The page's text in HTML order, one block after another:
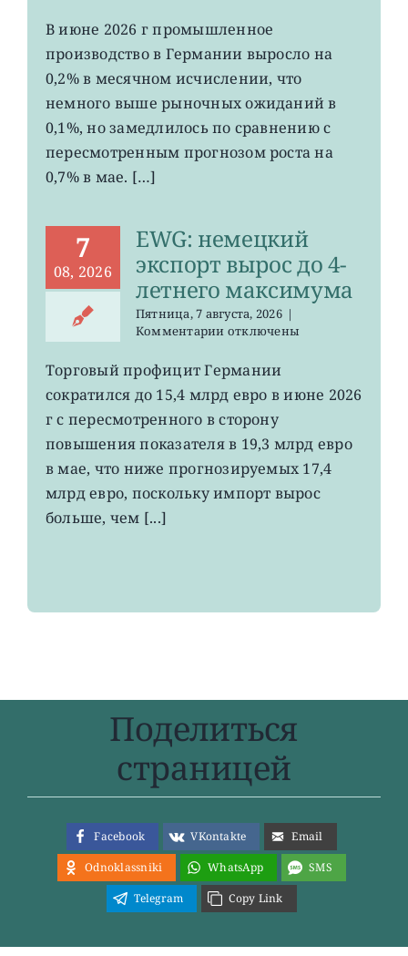
EWG:
промпроизводства
Германии
до
0,2%
В июне 2026 г промышленное
производство в Германии выросло на
0,2% в месячном исчислении, что
немного выше рыночных ожиданий в
0,1%, но замедлилось по сравнению с
пересмотренным прогнозом роста на
0,7% в мае. […]
7
08, 2026
EWG: немецкий
экспорт вырос до 4-
летнего максимума
Пятница, 7 августа, 2026 |
Комментариик
EWG:
немецкий
экспорт
вырос
4-
летнего
отключены
Торговый профицит Германии
сократился до 15,4 млрд евро в июне 2026
г с пересмотренного в сторону
повышения показателя в 19,3 млрд евро
в мае, что ниже прогнозируемых 17,4
млрд евро, поскольку импорт вырос
больше, чем [...]
Поделиться
страницей
Facebook VKontakte
Email
Odnoklassniki
WhatsApp
SMS
Telegram
Copy Link